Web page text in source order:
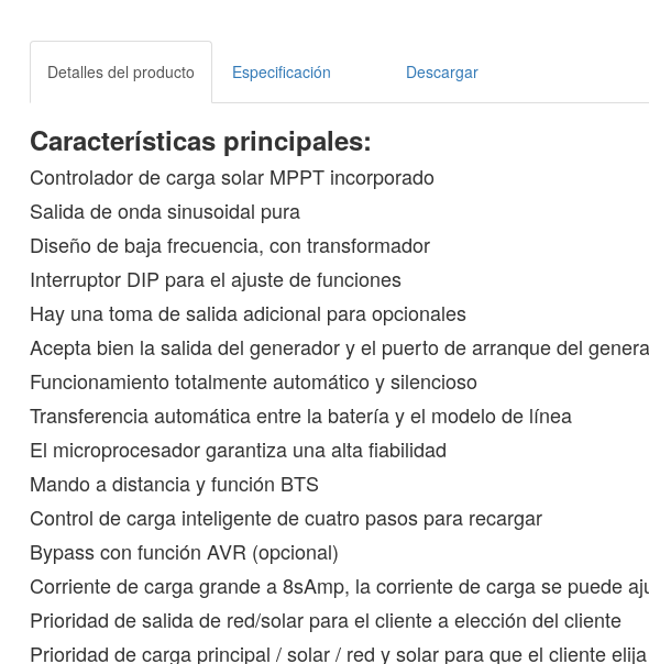
Detalles del producto Especificación Descargar
Características principales:
Controlador de carga solar MPPT incorporado
Salida de onda sinusoidal pura
Diseño de baja frecuencia, con transformador
Interruptor DIP para el ajuste de funciones
Hay una toma de salida adicional para opcionales
Acepta bien la salida del generador y el puerto de arranque del
Funcionamiento totalmente automático y silencioso
Transferencia automática entre la batería y el modelo de línea
El microprocesador garantiza una alta fiabilidad
Mando a distancia y función BTS
Control de carga inteligente de cuatro pasos para recargar
Bypass con función AVR (opcional)
Corriente de carga grande a 8sAmp, la corriente de carga se puede
Prioridad de salida de red/solar para el cliente a elección del cliente
Prioridad de carga principal / solar / red y solar para que el cliente elija